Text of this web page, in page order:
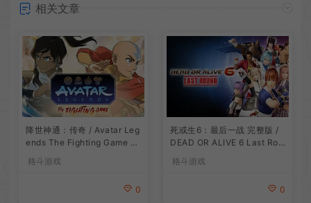
相关文章
降世神通：传奇 / Avatar Leg
ends The Fighting Game 卡
通格斗游戏
格斗游戏
0
死或生6：最后一战 完整版 /
DEAD OR ALIVE 6 Last Rou
nd 卡通格斗游戏
格斗游戏
0